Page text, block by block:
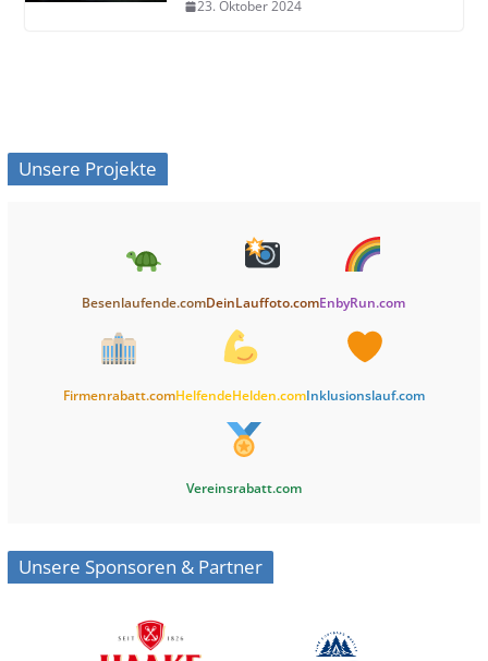
23. Oktober 2024
Unsere Projekte
Besenlaufende.comDeinLauffoto.comEnbyRun.com
Firmenrabatt.comHelfendeHelden.comInklusionslauf.com
Vereinsrabatt.com
Unsere Sponsoren & Partner